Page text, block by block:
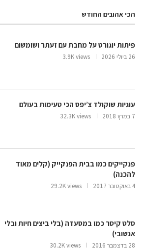
הכי אהובים החודש
פיתות יוגורט על מחבת עם זעתר ושומשום
26 ביולי 2026 3.9K views
עוגיות שוקולד צ’יפס הכי טעימות בעולם
7 במרץ 2018 32.3K views
פנקייקים כמו בבית הפנקייק (קלים מאוד
להכנה)
4 באוקטובר 2017 29.2K views
סלט קיסר כמו במסעדה (בלי ביצים חיות ובלי
אנשובי)
28 בדצמבר 2016 30.2K views